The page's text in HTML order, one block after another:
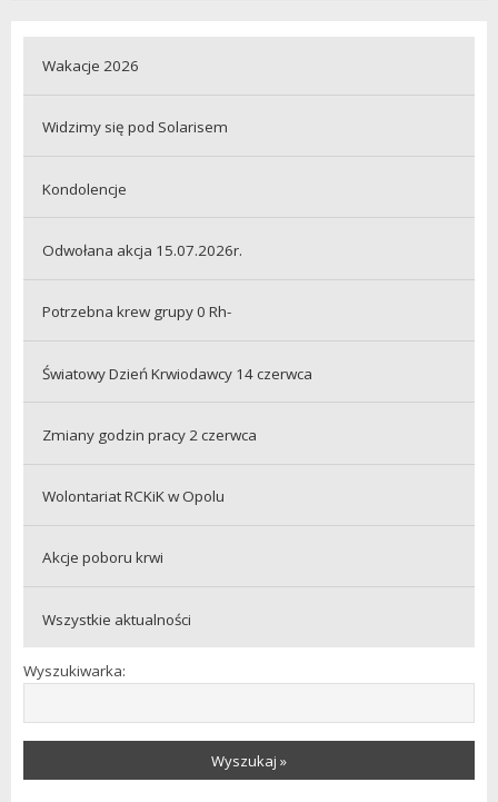
Wakacje 2026
Widzimy się pod Solarisem
Kondolencje
Odwołana akcja 15.07.2026r.
Potrzebna krew grupy 0 Rh-
Światowy Dzień Krwiodawcy 14 czerwca
Zmiany godzin pracy 2 czerwca
Wolontariat RCKiK w Opolu
Akcje poboru krwi
Wszystkie aktualności
Wyszukiwarka:
Wyszukaj »